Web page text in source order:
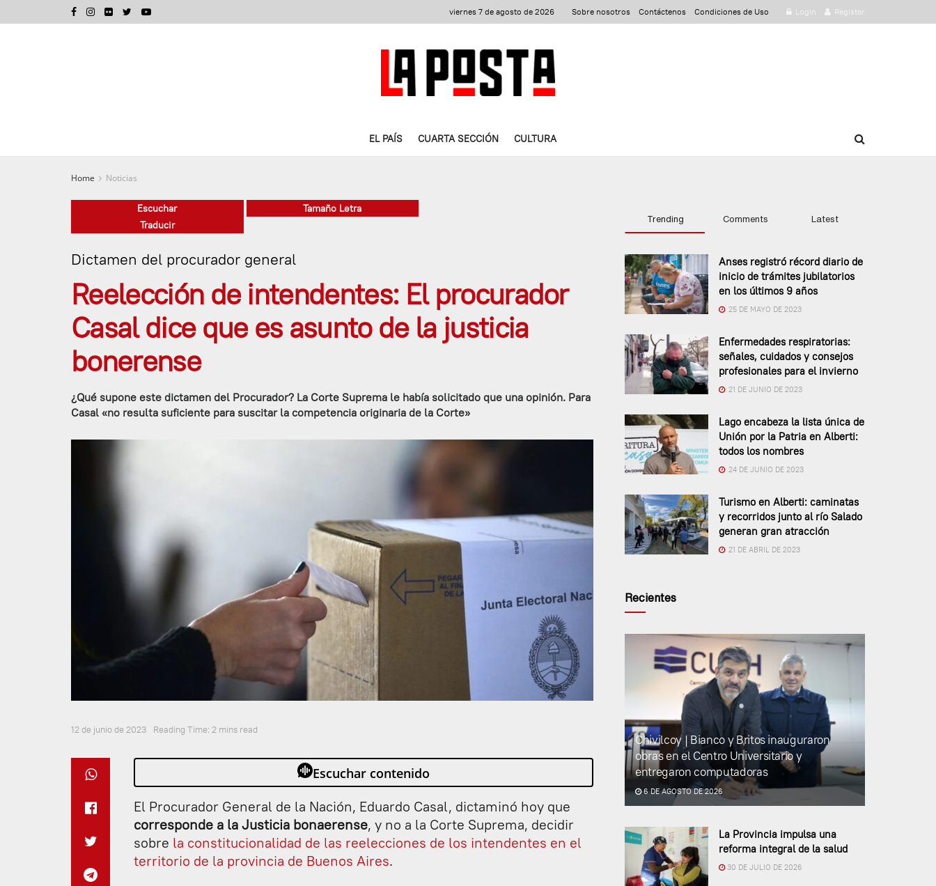
viernes 7 de agosto de 2026 Sobre nosotros Contáctenos Condiciones de Uso Login Register
EL PAÍS CUARTA SECCIÓN CULTURA
Home Noticias
Escuchar
Tamaño Letra
Traducir
Dictamen del procurador general
Reelección de intendentes: El procurador
Casal dice que es asunto de la justicia
bonerense
¿Qué supone este dictamen del Procurador? La Corte Suprema le había solicitado que una opinión. Para
Casal «no resulta suficiente para suscitar la competencia originaria de la Corte»
12 de junio de 2023 Reading Time: 2 mins read
Escuchar contenido
El Procurador General de la Nación, Eduardo Casal, dictaminó hoy que
corresponde a la Justicia bonaerense, y no a la Corte Suprema, decidir
sobre la constitucionalidad de las reelecciones de los intendentes en el
territorio de la provincia de Buenos Aires.
Trending Comments Latest
Anses registró récord diario de
inicio de trámites jubilatorios
en los últimos 9 años
25 DE MAYO DE 2023
Enfermedades respiratorias:
señales, cuidados y consejos
profesionales para el invierno
21 DE JUNIO DE 2023
Lago encabeza la lista única de
Unión por la Patria en Alberti:
todos los nombres
24 DE JUNIO DE 2023
Turismo en Alberti: caminatas
y recorridos junto al río Salado
generan gran atracción
21 DE ABRIL DE 2023
Recientes
Chivilcoy | Bianco y Britos inauguraron
obras en el Centro Universitario y
entregaron computadoras
6 DE AGOSTO DE 2026
La Provincia impulsa una
reforma integral de la salud
30 DE JULIO DE 2026